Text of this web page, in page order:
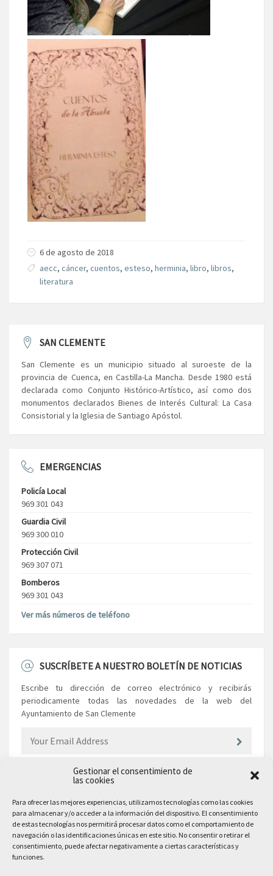
Gestionar el consentimiento de
las cookies
Para ofrecer las mejores experiencias, utilizamos tecnologías como las cookies
para almacenar y/o acceder a la información del dispositivo. El consentimiento
de estas tecnologías nos permitirá procesar datos como el comportamiento de
navegación o las identificaciones únicas en este sitio. No consentir o retirar el
consentimiento, puede afectar negativamente a ciertas características y
funciones.
6 de agosto de 2018
aecc, cáncer, cuentos, esteso, herminia, libro, libros,
literatura
SAN CLEMENTE
San Clemente es un municipio situado al suroeste de la
provincia de Cuenca, en Castilla-La Mancha. Desde 1980 está
declarada como Conjunto Histórico-Artístico, así como dos
monumentos declarados Bienes de Interés Cultural: La Casa
Consistorial y la Iglesia de Santiago Apóstol.
EMERGENCIAS
Policía Local
969 301 043
Guardia Civil
969 300 010
Protección Civil
969 307 071
Bomberos
969 301 043
Ver más números de teléfono
SUSCRÍBETE A NUESTRO BOLETÍN DE NOTICIAS
Escribe tu dirección de correo electrónico y recibirás
periodicamente todas las novedades de la web del
Ayuntamiento de San Clemente
EL AYUNTAMIENTO
Plaza Mayor, 10
San Clemente, 16600, Cuenca
Teléfono: 969 300 003